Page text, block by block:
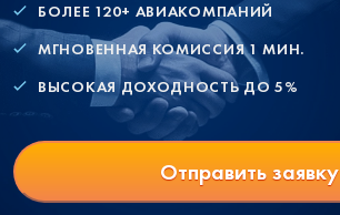
БОЛЕЕ 120+ АВИАКОМПАНИЙ
МГНОВЕННАЯ КОМИССИЯ 1 МИН.
ВЫСОКАЯ ДОХОДНОСТЬ ДО 5%
Отправить заявку